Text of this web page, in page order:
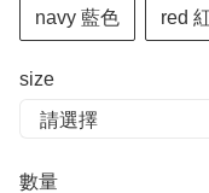
navy 藍色 red
size
數量